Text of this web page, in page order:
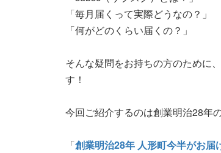
「毎月届くって実際どうなの？」
「何がどのくらい届くの？」
そんな疑問をお持ちの方のために、
す！
今回ご紹介するのは創業明治28年
「創業明治28年 人形町今半がお